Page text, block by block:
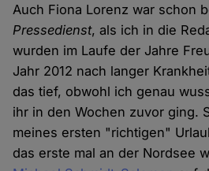
Auch Fiona Lorenz war schon
Pressedienst, als ich in die
wurden im Laufe der Jahre
Jahr 2012 nach langer
das tief, obwohl ich genau
ihr in den Wochen zuvor ging.
meines ersten "richtigen"
das erste mal an der Nordsee